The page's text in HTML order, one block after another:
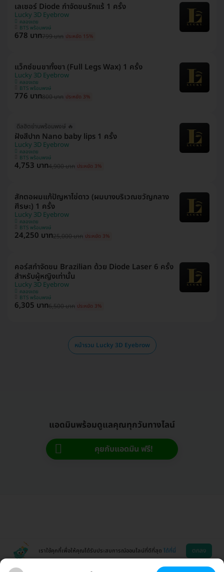
เลเซอร์ Diode กำจัดขนรักแร้ 1 ครั้ง
Lucky 3D Eyebrow
คลองเตย
BTS พร้อมพงษ์
678 บาท799 บาท ประหยัด 15%
แว็กซ์ขนขาทั้งขา (Full Legs Wax) 1 ครั้ง
Lucky 3D Eyebrow
คลองเตย
BTS พร้อมพงษ์
776 บาท800 บาท ประหยัด 3%
ดีลฮิตย่านพร้อมพงษ์ 🔥
ฝังสีปาก Nano baby lips 1 ครั้ง
Lucky 3D Eyebrow
คลองเตย
BTS พร้อมพงษ์
4,753 บาท4,900 บาท ประหยัด 3%
สักตอผมแก้ปัญหาไข่ดาว (ผมบางบริเวณขวัญกลาง
ศีรษะ) 1 ครั้ง
Lucky 3D Eyebrow
คลองเตย
BTS พร้อมพงษ์
24,250 บาท25,000 บาท ประหยัด 3%
คอร์สกำจัดขน Brazilian ด้วย Diode Laser 6 ครั้ง
สำหรับผู้หญิงเท่านั้น
Lucky 3D Eyebrow
คลองเตย
BTS พร้อมพงษ์
6,305 บาท6,500 บาท ประหยัด 3%
หน้ารวม Lucky 3D Eyebrow
แอดมินพร้อมดูแลคุณทุกวันทางไลน์
คุยกับแอดมิน ฟรี!
เราใช้คุกกี้เพื่อให้คุณได้รับประสบการณ์ออนไลน์ที่ดีที่สุด ได้ที่นี่ ตกลง